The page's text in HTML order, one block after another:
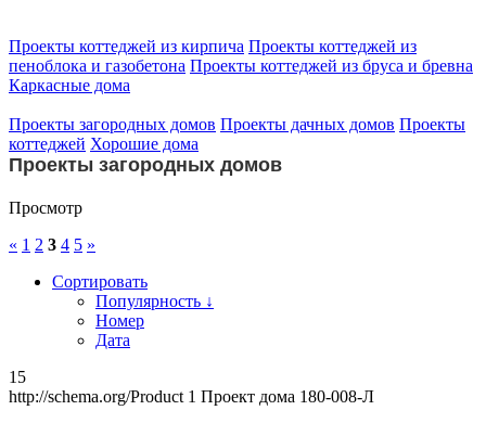
Проекты коттеджей из кирпича Проекты коттеджей из
пеноблока и газобетона Проекты коттеджей из бруса и бревна
Каркасные дома
Проекты загородных домов Проекты дачных домов Проекты
коттеджей Хорошие дома
Проекты загородных домов
Просмотр
« 1 2 3 4 5 »
Сортировать
Популярность ↓
Номер
Дата
15
http://schema.org/Product 1 Проект дома 180-008-Л